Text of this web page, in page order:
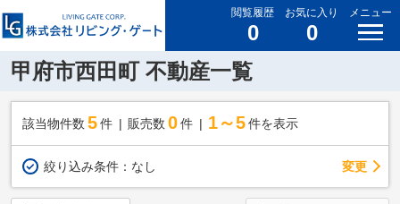
閲覧履歴
0
お気に入り
0
メニュー
甲府市西田町 不動産一覧
該当物件数 5件 販売数 0 件 1～5 件を表示
絞り込み条件： なし 変更